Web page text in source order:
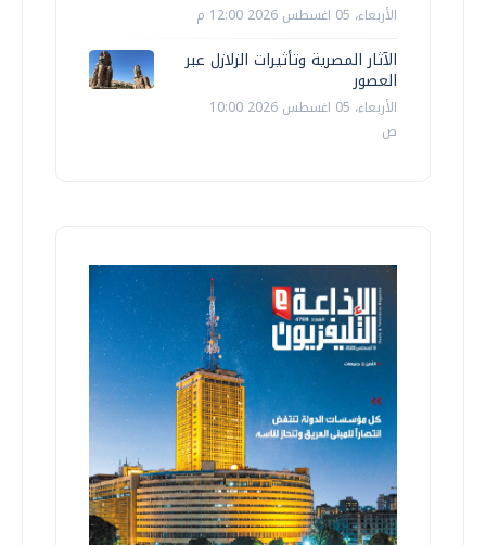
الأربعاء، 05 اغسطس 2026 12:00 م
الآثار المصرية وتأثيرات الزلازل عبر
العصور
الأربعاء، 05 اغسطس 2026 10:00
ص